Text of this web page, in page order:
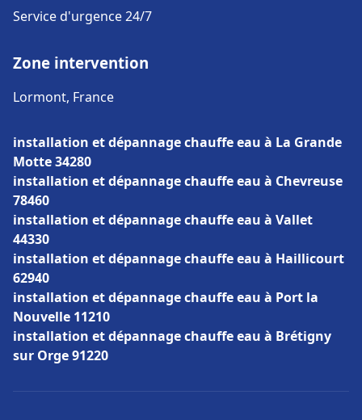
Service d'urgence 24/7
Zone intervention
Lormont, France
installation et dépannage chauffe eau à La Grande
Motte 34280
installation et dépannage chauffe eau à Chevreuse
78460
installation et dépannage chauffe eau à Vallet
44330
installation et dépannage chauffe eau à Haillicourt
62940
installation et dépannage chauffe eau à Port la
Nouvelle 11210
installation et dépannage chauffe eau à Brétigny
sur Orge 91220